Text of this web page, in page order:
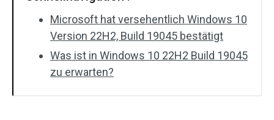
Microsoft hat versehentlich Windows 10
Version 22H2, Build 19045 bestätigt
Was ist in Windows 10 22H2 Build 19045
zu erwarten?